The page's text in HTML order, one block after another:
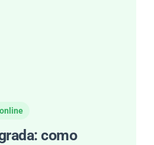
como